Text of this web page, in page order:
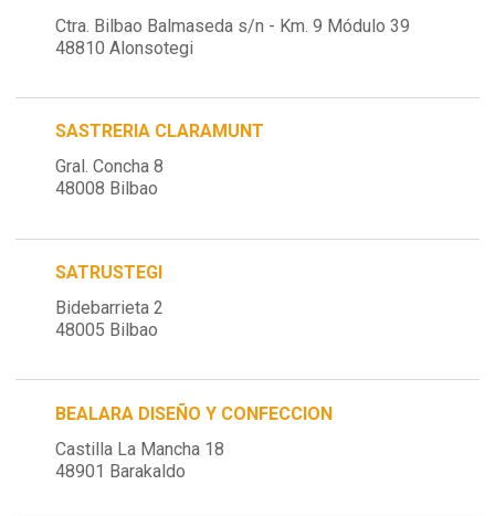
Ctra. Bilbao Balmaseda s/n - Km. 9 Módulo 39
48810 Alonsotegi
SASTRERIA CLARAMUNT
Gral. Concha 8
48008 Bilbao
SATRUSTEGI
Bidebarrieta 2
48005 Bilbao
BEALARA DISEÑO Y CONFECCION
Castilla La Mancha 18
48901 Barakaldo